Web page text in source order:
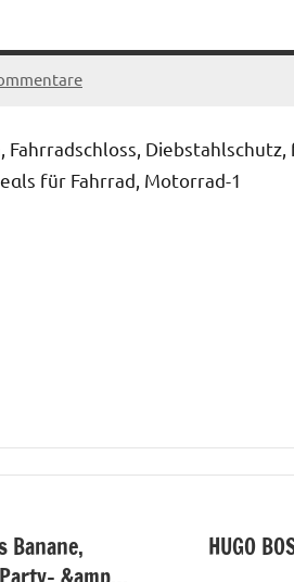
Fahrradschloss,
für Fahrrad, Motorrad-1
Banane,
HUGO